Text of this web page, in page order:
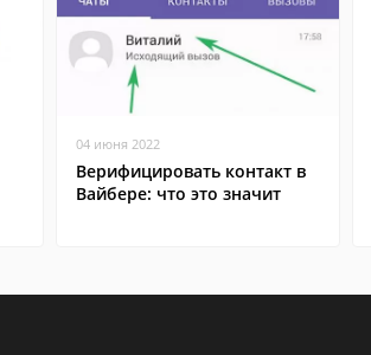
04 июня 2022
Верифицировать контакт в
Вайбере: что это значит